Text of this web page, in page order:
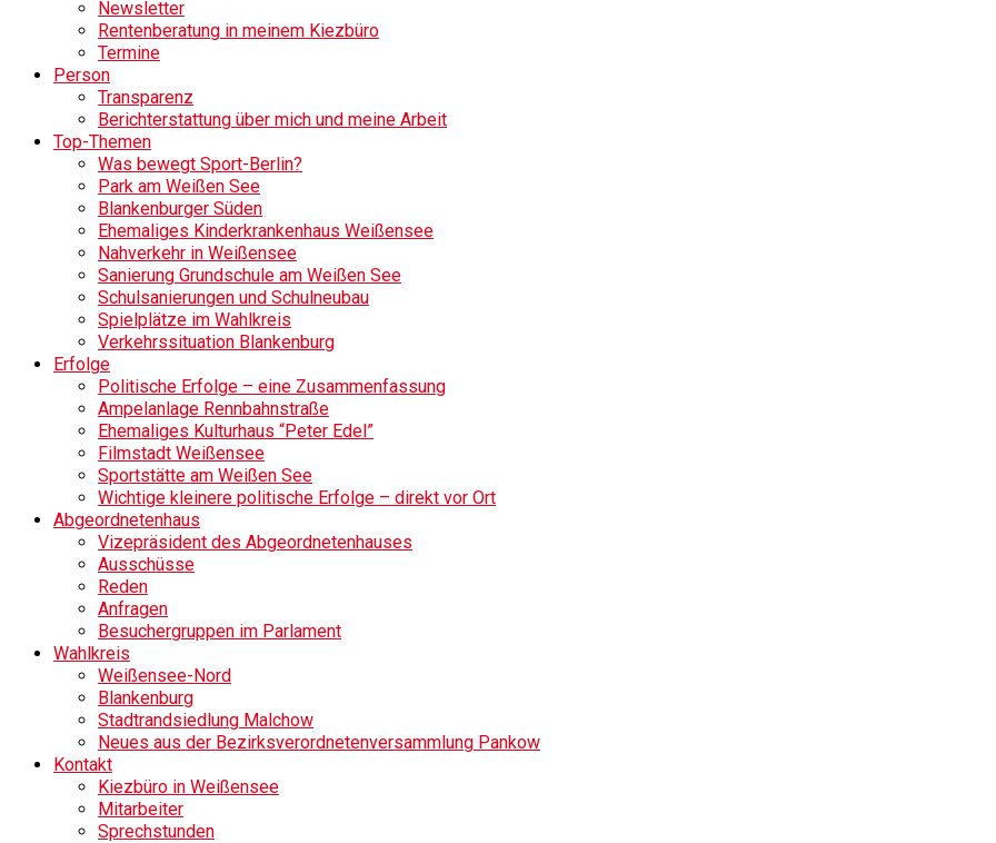
Newsletter
Rentenberatung in meinem Kiezbüro
Termine
Person
Transparenz
Berichterstattung über mich und meine Arbeit
Top-Themen
Was bewegt Sport-Berlin?
Park am Weißen See
Blankenburger Süden
Ehemaliges Kinderkrankenhaus Weißensee
Nahverkehr in Weißensee
Sanierung Grundschule am Weißen See
Schulsanierungen und Schulneubau
Spielplätze im Wahlkreis
Verkehrssituation Blankenburg
Erfolge
Politische Erfolge – eine Zusammenfassung
Ampelanlage Rennbahnstraße
Ehemaliges Kulturhaus “Peter Edel”
Filmstadt Weißensee
Sportstätte am Weißen See
Wichtige kleinere politische Erfolge – direkt vor Ort
Abgeordnetenhaus
Vizepräsident des Abgeordnetenhauses
Ausschüsse
Reden
Anfragen
Besuchergruppen im Parlament
Wahlkreis
Weißensee-Nord
Blankenburg
Stadtrandsiedlung Malchow
Neues aus der Bezirksverordnetenversammlung Pankow
Kontakt
Kiezbüro in Weißensee
Mitarbeiter
Sprechstunden